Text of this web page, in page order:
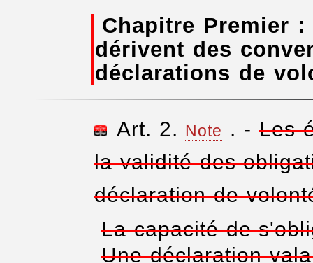
Chapitre Premier
dérivent des
déclarations de
Art. 2. Note . -Les
la validité des
déclaration de
La capacité de
Une déclaration